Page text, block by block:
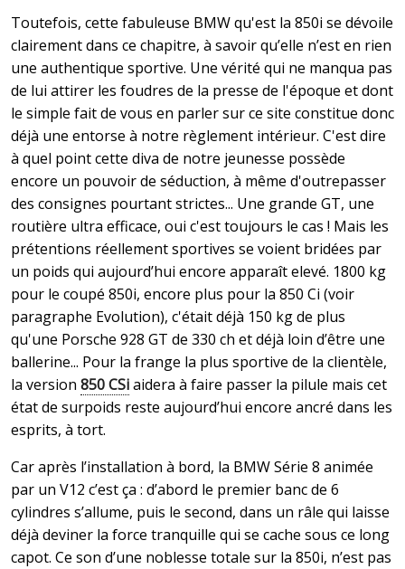
Toutefois, cette fabuleuse BMW qu'est la 850i se dévoile
clairement dans ce chapitre, à savoir qu’elle n’est en rien
une authentique sportive. Une vérité qui ne manqua pas
de lui attirer les foudres de la presse de l'époque et dont
le simple fait de vous en parler sur ce site constitue donc
déjà une entorse à notre règlement intérieur. C'est dire
à quel point cette diva de notre jeunesse possède
encore un pouvoir de séduction, à même d'outrepasser
des consignes pourtant strictes... Une grande GT, une
routière ultra efficace, oui c'est toujours le cas ! Mais les
prétentions réellement sportives se voient bridées par
un poids qui aujourd’hui encore apparaît elevé. 1800 kg
pour le coupé 850i, encore plus pour la 850 Ci (voir
paragraphe Evolution), c'était déjà 150 kg de plus
qu'une Porsche 928 GT de 330 ch et déjà loin d’être une
ballerine... Pour la frange la plus sportive de la clientèle,
la version 850 CSiaidera à faire passer la pilule mais cet
état de surpoids reste aujourd’hui encore ancré dans les
esprits, à tort.
Car après l’installation à bord, la BMW Série 8 animée
par un V12 c’est ça : d’abord le premier banc de 6
cylindres s’allume, puis le second, dans un râle qui laisse
déjà deviner la force tranquille qui se cache sous ce long
capot. Ce son d’une noblesse totale sur la 850i, n’est pas